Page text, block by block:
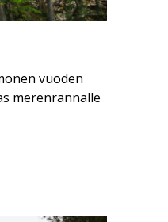
vuoden
merenrannalle